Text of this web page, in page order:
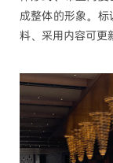
成整体的形象。
料、采用内容可更